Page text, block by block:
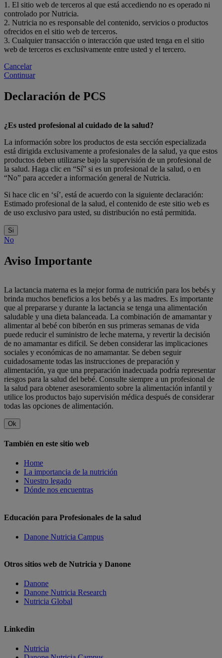
1. El sitio web de terceros al que está accediendo no es operado ni
controlado por Nutricia.
2. Nutricia no es responsable del contenido, servicios o productos
ofrecidos en el sitio web de terceros.
3. Cualquier transacción o interacción que usted tenga en el sitio
web de terceros es exclusivamente entre usted y el tercero.
Cancelar
Continuar
Declaración de PCS
¿Es usted profesional al cuidado de la salud?
La información sobre los productos de esta sección especializada
está dirigida exclusivamente a profesionales de la salud, ya que estos
productos deben utilizarse bajo la supervisión de un profesional de
la salud. Haga clic en “Sí” si es un profesional de la salud, o en
“No” para acceder a información general de Nutricia.
Si hace clic en ‘sí’, está de acuerdo con la siguiente declaración:
Estimado profesional de la salud, el contenido de este sitio web es
de uso exclusivo para usted, su distribución no está permitida.
Si
No
Aviso Importante
La lactancia materna es la mejor forma de nutrición para los bebés y
brinda muchos beneficios a los bebés y a las madres. Es importante
que al prepararse y durante la lactancia se tenga una alimentación
saludable y una dieta balanceada. La combinación de amamantar y
alimentar al bebé con biberón en sus primeras semanas de vida
puede reducir el suministro de leche materna, y revertir la decisión
de no amamantar es difícil. Se deben considerar las implicaciones
sociales y económicas de no amamantar. Se deben seguir
cuidadosamente todas las instrucciones de preparación y
alimentación, ya que una preparación inadecuada podría representar
riesgos para la salud del bebé. Consulte siempre a un profesional de
la salud para obtener asesoramiento sobre la alimentación infantil y
utilice los productos bajo supervisión médica después de considerar
todas las opciones de alimentación.
Ok
También en este sitio web
Home
La importancia de la nutrición
Nuestro legado
Dónde nos encuentras
Educación para Profesionales de la salud
Danone Nutricia Campus
Otros sitios web de Nutricia y Danone
Danone
Danone Nutricia Research
Nutricia Global
Linkedin
Nutricia